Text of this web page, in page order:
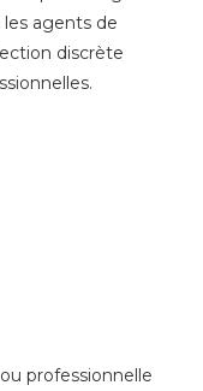
les agents de
discrète
professionnelle